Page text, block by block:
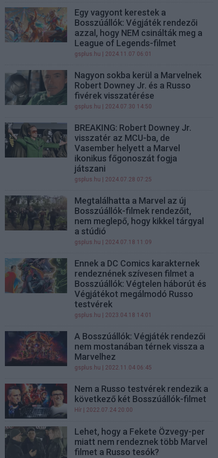
Egy vagyont kerestek a
Bosszúállók: Végjáték rendezői
azzal, hogy NEM csinálták meg a
League of Legends-filmet
gsplus.hu | 2024.11.07 06:01
Nagyon sokba kerül a Marvelnek
Robert Downey Jr. és a Russo
fivérek visszatérése
gsplus.hu | 2024.07.30 14:50
BREAKING: Robert Downey Jr.
visszatér az MCU-ba, de
Vasember helyett a Marvel
ikonikus főgonoszát fogja
játszani
gsplus.hu | 2024.07.28 07:25
Megtalálhatta a Marvel az új
Bosszúállók-filmek rendezőit,
nem meglepő, hogy kikkel tárgyal
a stúdió
gsplus.hu | 2024.07.18 11:09
Ennek a DC Comics karakternek
rendeznének szívesen filmet a
Bosszúállók: Végtelen háborút és
Végjátékot megálmodó Russo
testvérek
gsplus.hu | 2023.04.18 14:01
A Bosszúállók: Végjáték rendezői
nem mostanában térnek vissza a
Marvelhez
gsplus.hu | 2022.11.04 06:45
Nem a Russo testvérek rendezik a
következő két Bosszúállók-filmet
Hír | 2022.07.24 20:00
Lehet, hogy a Fekete Özvegy-per
miatt nem rendeznek több Marvel
filmet a Russo tesók?